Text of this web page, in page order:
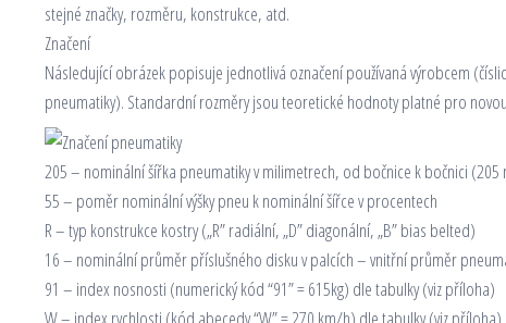
stejné značky, rozměru, konstrukce, atd.
Značení
Následující obrázek popisuje jednotlivá označení používaná výrobcem
pneumatiky). Standardní rozměry jsou teoretické hodnoty platné pro
205 – nominální šířka pneumatiky v milimetrech, od bočnice k bočnici (205
55 – poměr nominální výšky pneu k nominální šířce v procentech
R – typ konstrukce kostry („R” radiální, „D” diagonální, „B” bias belted)
16 – nominální průměr příslušného disku v palcích – vnitřní průměr
91 – index nosnosti (numerický kód “91” = 615kg) dle tabulky (viz příloha)